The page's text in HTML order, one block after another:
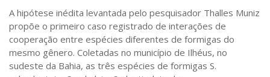
Alfabetização
Transtorno do Espectro Autista
Contato
A hipótese inédita levantada pelo pesquisador Thalles Muniz
propõe o primeiro caso registrado de interações de
cooperação entre espécies diferentes de formigas do
mesmo gênero. Coletadas no município de Ilhéus, no
sudeste da Bahia, as três espécies de formigas S.